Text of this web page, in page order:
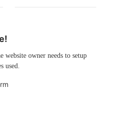
owner needs to setup
used.